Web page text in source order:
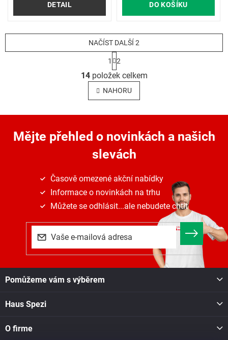
DETAIL DO KOŠÍKU
O
v
l
á
í
r
k
y
v
ý
i
s
NAČÍST DALŠÍ 2
t
r
á
n
k
v
n
í
1 2
14položek celkem
NAHORU
Mějte přehled o novinkách a našich
slevách
Časově omezené akční nabídky
Informace o novinkách na trhu
Můžete se odhlásit...ale nebudete chtít
Pomůžeme vám s výběrem
Haus Spezi
O firme